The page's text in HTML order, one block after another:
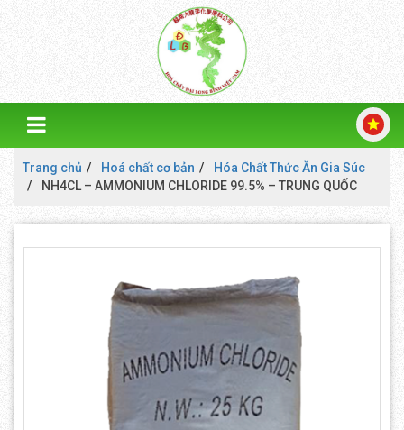
Trang chủ Hoá chất cơ bản
Hóa Chất Thức Ăn Gia Súc
NH4CL – AMMONIUM CHLORIDE 99.5% – TRUNG QUỐC